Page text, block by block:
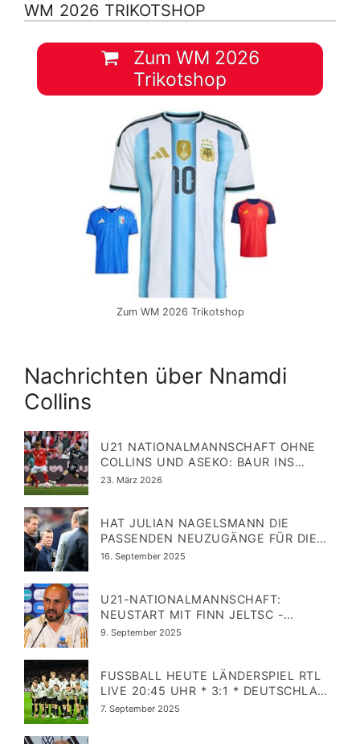
WM 2026 TRIKOTSHOP
Zum WM 2026
Trikotshop
Zum WM 2026 Trikotshop
Nachrichten über Nnamdi
Collins
U21 NATIONALMANNSCHAFT OHNE
COLLINS UND ASEKO: BAUR INS
AUFGEBOT NACHNOMINIERT
Veröffentlicht
23. März 2026
HAT JULIAN NAGELSMANN DIE
PASSENDEN NEUZUGÄNGE FÜR DIE
NATIONALMANNSCHAFT
Veröffentlicht
16. September 2025
U21-NATIONALMANNSCHAFT:
NEUSTART MIT FINN JELTSC -
ZWISCHEN VORBILDERN UND
Veröffentlicht
9. September 2025
FUSSBALL HEUTE LÄNDERSPIEL RTL L
IVE 20:45 UHR * 3:1 * DEUTSCHLAND S
TARTAUFSTELLUNG GEGEN N
Veröffentlicht
7. September 2025